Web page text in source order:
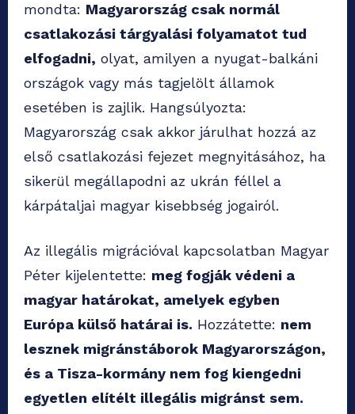
mondta: Magyarország csak normál
csatlakozási tárgyalási folyamatot tud
elfogadni, olyat, amilyen a nyugat-balkáni
országok vagy más tagjelölt államok
esetében is zajlik. Hangsúlyozta:
Magyarország csak akkor járulhat hozzá az
első csatlakozási fejezet megnyitásához, ha
sikerül megállapodni az ukrán féllel a
kárpátaljai magyar kisebbség jogairól.
Az illegális migrációval kapcsolatban Magyar
Péter kijelentette: meg fogják védeni a
magyar határokat, amelyek egyben
Európa külső határai is. Hozzátette: nem
lesznek migránstáborok Magyarországon,
és a Tisza-kormány nem fog kiengedni
egyetlen elítélt illegális migránst sem.